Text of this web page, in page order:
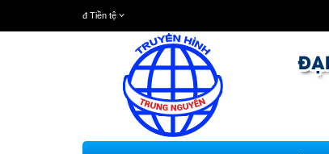
đ Tiền tệ